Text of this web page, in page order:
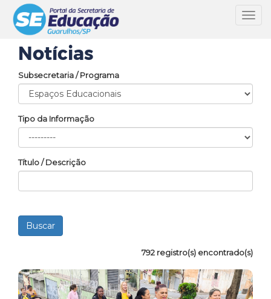
Notícias
Subsecretaria / Programa
Tipo da Informação
Título / Descrição
792 registro(s) encontrado(s)